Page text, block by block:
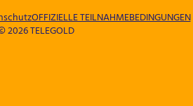
2026 TELEGOLD
OFFIZIELLE TEILNAHMEBEDINGUNGEN